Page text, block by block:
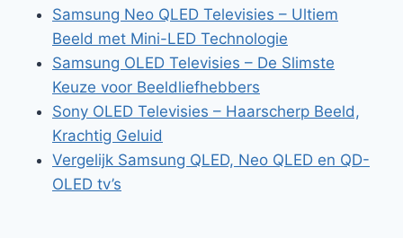
Samsung Neo QLED Televisies – Ultiem
Beeld met Mini-LED Technologie
Samsung OLED Televisies – De Slimste
Keuze voor Beeldliefhebbers
Sony OLED Televisies – Haarscherp Beeld,
Krachtig Geluid
Vergelijk Samsung QLED, Neo QLED en QD-
OLED tv’s